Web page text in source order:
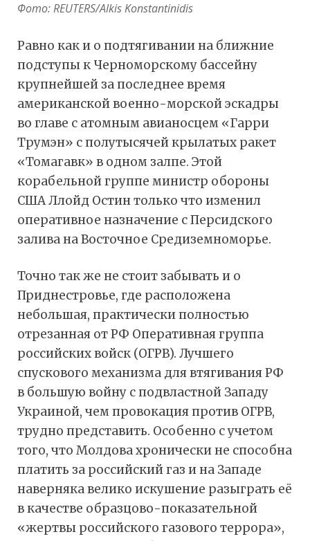
Фото: REUTERS/Alkis Konstantinidis
Равно как и о подтягивании на ближние
подступы к Черноморскому бассейну
крупнейшей за последнее время
американской военно-морской эскадры
во главе с атомным авианосцем «Гарри
Трумэн» с полутысячей крылатых ракет
«Томагавк» в одном залпе. Этой
корабельной группе министр обороны
США Ллойд Остин только что изменил
оперативное назначение с Персидского
залива на Восточное Средиземноморье.
Точно так же не стоит забывать и о
Приднестровье, где расположена
небольшая, практически полностью
отрезанная от РФ Оперативная группа
российских войск (ОГРВ). Лучшего
спускового механизма для втягивания РФ
в большую войну с подвластной Западу
Украиной, чем провокация против ОГРВ,
трудно представить. Особенно с учетом
того, что Молдова хронически не способна
платить за российский газ и на Западе
наверняка велико искушение разыграть её
в качестве образцово-показательной
«жертвы российского газового террора»,